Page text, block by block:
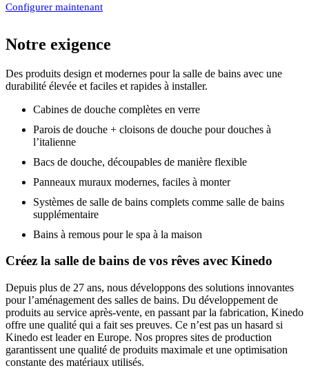
Configurer maintenant
Notre exigence
Des produits design et modernes pour la salle de bains avec une
durabilité élevée et faciles et rapides à installer.
Cabines de douche complètes en verre
Parois de douche + cloisons de douche pour douches à
l’italienne
Bacs de douche, découpables de manière flexible
Panneaux muraux modernes, faciles à monter
Systèmes de salle de bains complets comme salle de bains
supplémentaire
Bains à remous pour le spa à la maison
Créez la salle de bains de vos rêves avec Kinedo
Depuis plus de 27 ans, nous développons des solutions innovantes
pour l’aménagement des salles de bains. Du développement de
produits au service après-vente, en passant par la fabrication, Kinedo
offre une qualité qui a fait ses preuves. Ce n’est pas un hasard si
Kinedo est leader en Europe. Nos propres sites de production
garantissent une qualité de produits maximale et une optimisation
constante des matériaux utilisés.